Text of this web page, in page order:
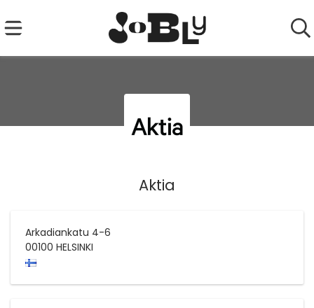
Aktia
Arkadiankatu 4-6
00100 HELSINKI